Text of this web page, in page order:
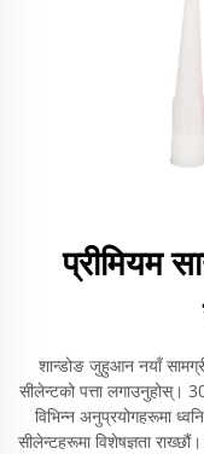
प्रीमियम
शान्डोङ जुहुआन नयाँ
सीलेन्टको पत्ता लगाउनुहोस्।
विभिन्न अनुप्रयोगहरूमा
सीलेन्टहरूमा विशेषज्ञता